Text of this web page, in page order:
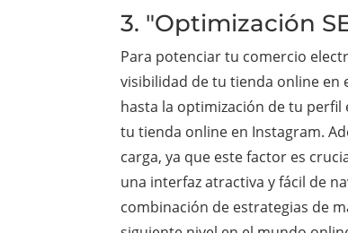
3. "Optimización
Para potenciar tu comercio
visibilidad de tu tienda online en
hasta la optimización de tu
tu tienda online en Instagram.
carga, ya que este factor es
una interfaz atractiva y fácil de
combinación de estrategias de